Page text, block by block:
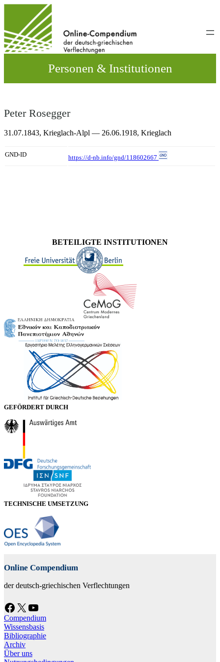
wechseln
Personen & Institutionen
Peter Rosegger
31.07.1843, Krieglach-Alpl — 26.06.1918, Krieglach
GND-ID https://d-nb.info/gnd/118602667
BETEILIGTE INSTITUTIONEN
GEFÖRDERT DURCH
TECHNISCHE UMSETZUNG
Online Compendium
der deutsch-griechischen Verflechtungen
Facebook X YouTube
Compendium
Wissensbasis
Bibliographie
Archiv
Über uns